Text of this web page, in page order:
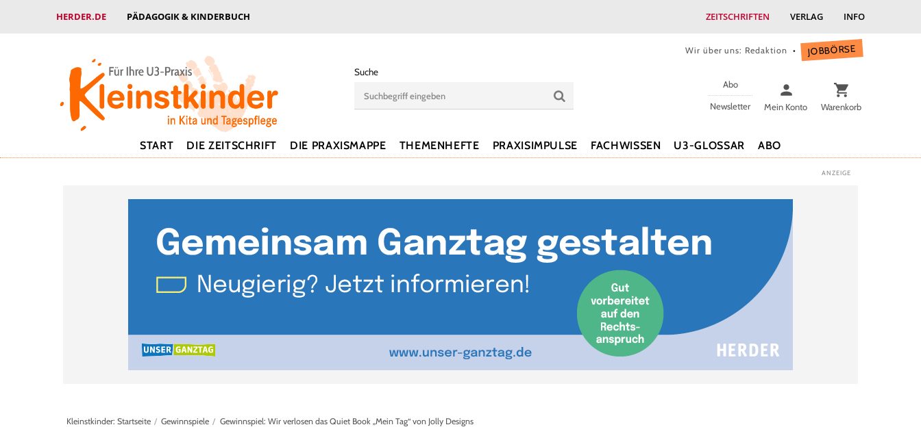
HERDER.DE PÄDAGOGIK & KINDERBUCH ZEITSCHRIFTEN VERLAG INFO
Wir über uns: Redaktion JOBBÖRSE
Suche
Abo
Newsletter
Mein Konto Warenkorb
START DIE ZEITSCHRIFT DIE PRAXISMAPPE THEMENHEFTE PRAXISIMPULSE FACHWISSEN U3-GLOSSAR ABO
Kleinstkinder: Startseite Gewinnspiele Gewinnspiel: Wir verlosen das Quiet Book „Mein Tag“ von Jolly Designs